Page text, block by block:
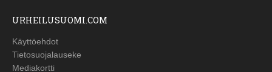
URHEILUSUOMI.COM
Käyttöehdot
Tietosuojalauseke
Mediakortti